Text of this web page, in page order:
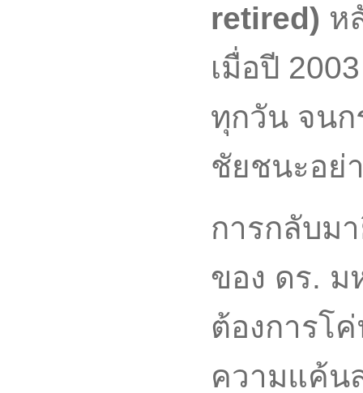
retired) ห
เมื่อปี
ทุกวัน จนก
ชัยชนะอย่
การกลับม
ของ ดร. ม
ต้องการโ
ความแค้น